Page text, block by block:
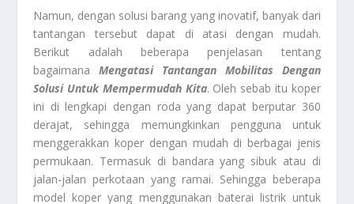
Namun, dengan solusi barang yang inovatif, banyak dari
tantangan tersebut dapat di atasi dengan mudah.
Berikut adalah beberapa penjelasan tentang
bagaimanaMengatasi Tantangan Mobilitas Dengan
Solusi Untuk Mempermudah Kita. Oleh sebab itu koper
ini di lengkapi dengan roda yang dapat berputar 360
derajat, sehingga memungkinkan pengguna untuk
menggerakkan koper dengan mudah di berbagai jenis
permukaan. Termasuk di bandara yang sibuk atau di
jalan-jalan perkotaan yang ramai. Sehingga beberapa
model koper yang menggunakan baterai listrik untuk